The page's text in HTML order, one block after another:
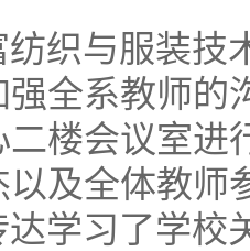
织与服装技
全系教师的
楼会议室进
及全体教师
学习了学校